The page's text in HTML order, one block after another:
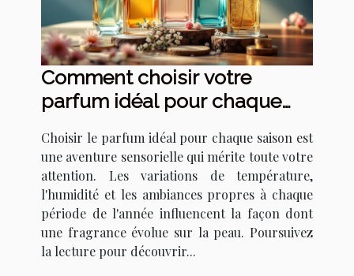
Comment choisir votre
parfum idéal pour chaque
Choisir le parfum idéal pour chaque saison est
une aventure sensorielle qui mérite toute votre
attention. Les variations de température,
l'humidité et les ambiances propres à chaque
période de l'année influencent la façon dont
une fragrance évolue sur la peau. Poursuivez
la lecture pour découvrir...